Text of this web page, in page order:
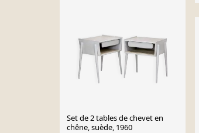
Set de 2 tables de chevet en
chêne, suède, 1960